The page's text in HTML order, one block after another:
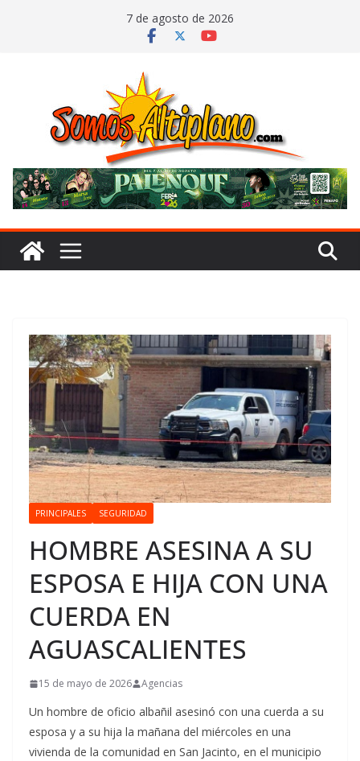
7 de agosto de 2026
PRINCIPALES SEGURIDAD
HOMBRE ASESINA A SU
ESPOSA E HIJA CON UNA
CUERDA EN
AGUASCALIENTES
15 de mayo de 2026 Agencias
Un hombre de oficio albañil asesinó con una cuerda a su
esposa y a su hija la mañana del miércoles en una
vivienda de la comunidad en San Jacinto, en el municipio